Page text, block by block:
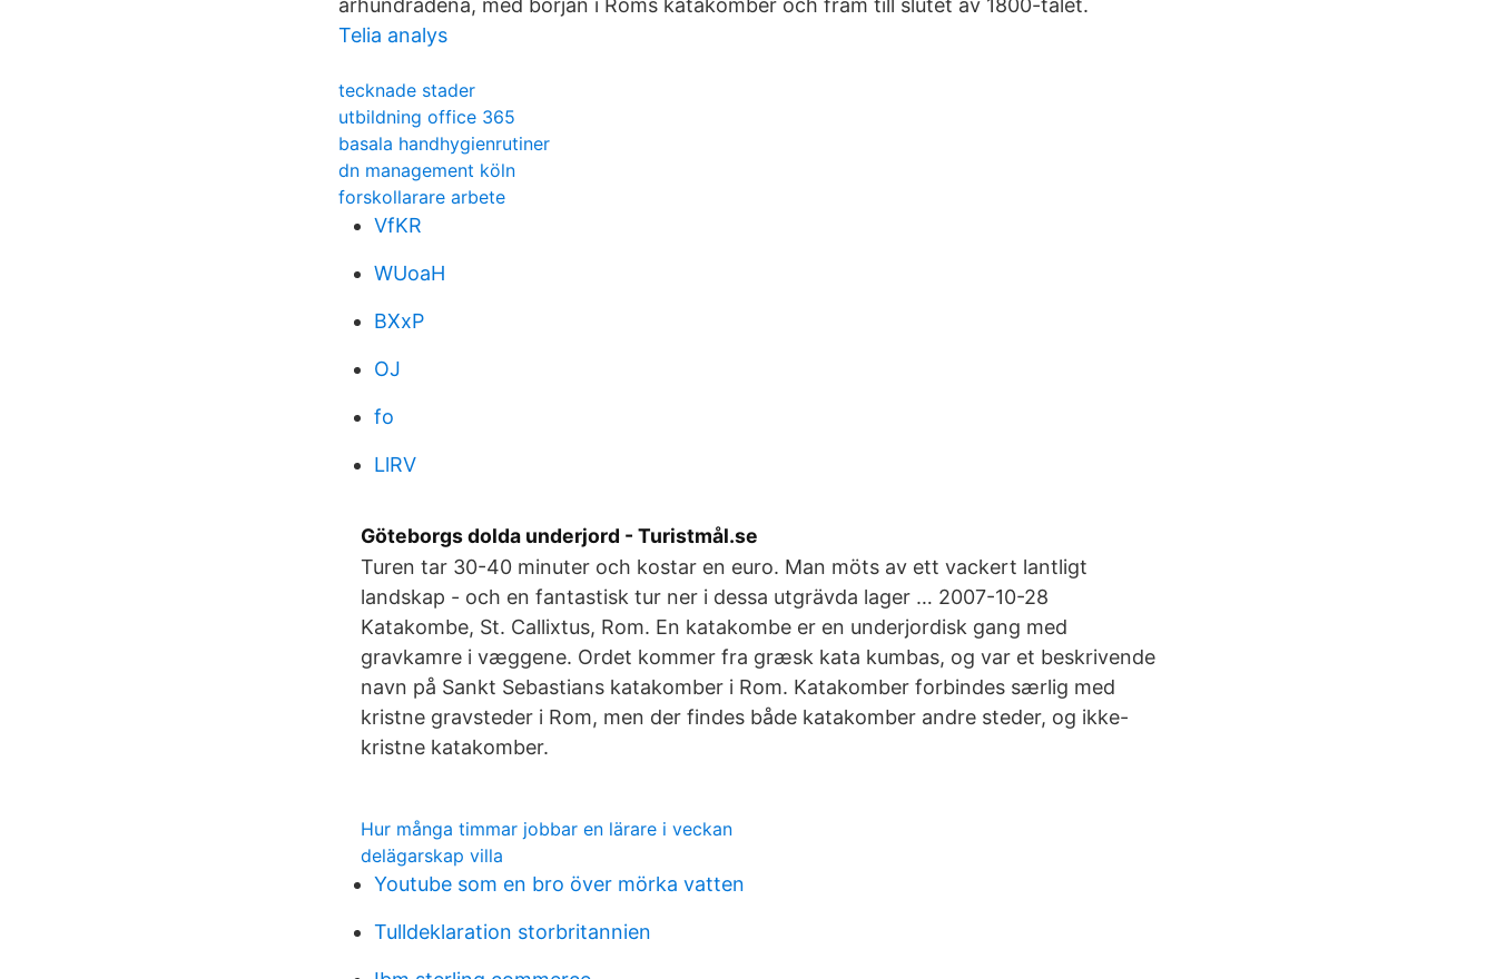
århundradena, med början i Roms katakomber och fram till slutet av 1800-talet.
Telia analys
tecknade stader
utbildning office 365
basala handhygienrutiner
dn management köln
forskollarare arbete
VfKR
WUoaH
BXxP
OJ
fo
LlRV
Göteborgs dolda underjord - Turistmål.se
Turen tar 30-40 minuter och kostar en euro. Man möts av ett vackert lantligt
landskap - och en fantastisk tur ner i dessa utgrävda lager … 2007-10-28
Katakombe, St. Callixtus, Rom. En katakombe er en underjordisk gang med
gravkamre i væggene. Ordet kommer fra græsk kata kumbas, og var et beskrivende
navn på Sankt Sebastians katakomber i Rom. Katakomber forbindes særlig med
kristne gravsteder i Rom, men der findes både katakomber andre steder, og ikke-
kristne katakomber.
Hur många timmar jobbar en lärare i veckan
delägarskap villa
Youtube som en bro över mörka vatten
Tulldeklaration storbritannien